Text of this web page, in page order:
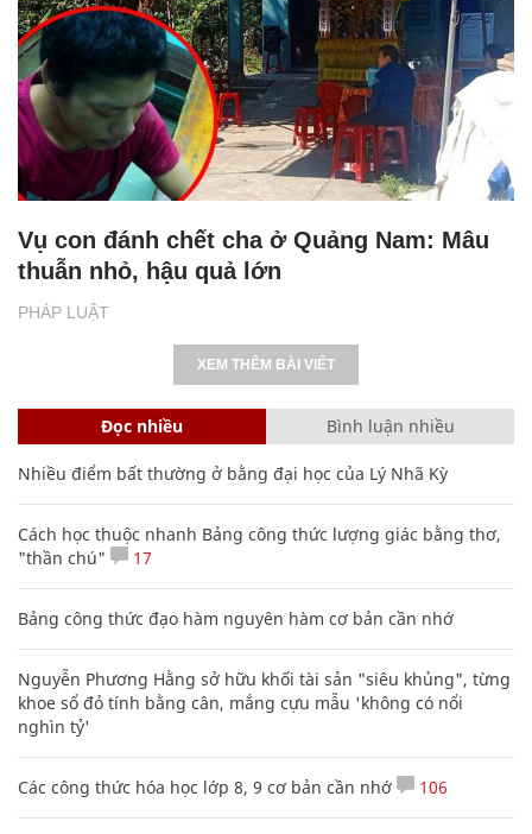
PHÁP LUẬT
Vụ con đánh chết cha ở Quảng Nam: Mâu
thuẫn nhỏ, hậu quả lớn
XEM THÊM BÀI VIẾT
Đọc nhiều Bình luận nhiều
Nhiều điểm bất thường ở bằng đại học của Lý Nhã Kỳ
Cách học thuộc nhanh Bảng công thức lượng giác bằng thơ,
"thần chú"
17
Bảng công thức đạo hàm nguyên hàm cơ bản cần nhớ
Nguyễn Phương Hằng sở hữu khối tài sản "siêu khủng", từng
khoe sổ đỏ tính bằng cân, mắng cựu mẫu 'không có nổi
nghìn tỷ'
Các công thức hóa học lớp 8, 9 cơ bản cần nhớ 106